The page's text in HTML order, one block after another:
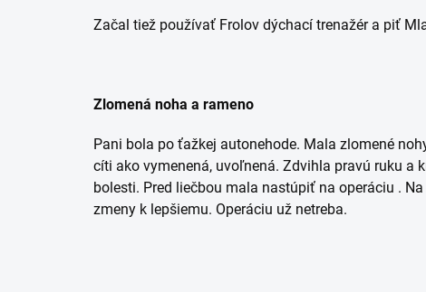
Začal tiež používať Frolov dýchací trenažér a piť
Zlomená noha a rameno
Pani bola po ťažkej autonehode. Mala zlomené
cíti ako vymenená, uvoľnená. Zdvihla pravú ruku a
bolesti. Pred liečbou mala nastúpiť na operáciu .
zmeny k lepšiemu. Operáciu už netreba.